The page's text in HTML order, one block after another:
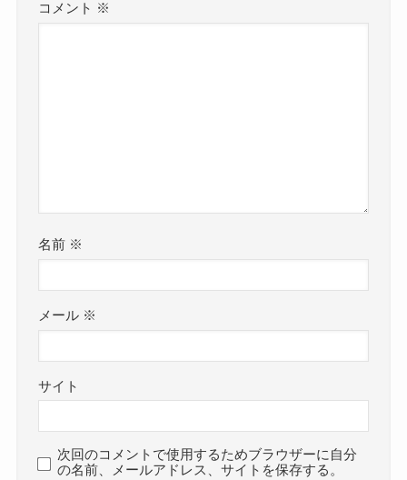
コメント ※
名前 ※
メール ※
サイト
次回のコメントで使用するためブラウザーに自分
の名前、メールアドレス、サイトを保存する。